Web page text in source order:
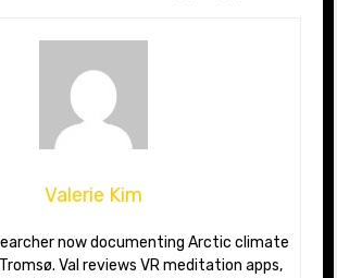
Valerie Kim
Val reviews VR meditation apps,